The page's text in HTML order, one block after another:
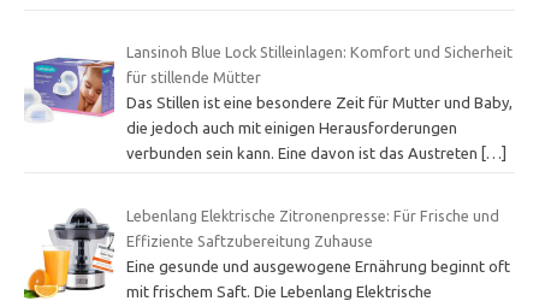
Lansinoh Blue Lock Stilleinlagen: Komfort und Sicherheit
für stillende Mütter
Das Stillen ist eine besondere Zeit für Mutter und Baby,
die jedoch auch mit einigen Herausforderungen
verbunden sein kann. Eine davon ist das Austreten
[…]
Lebenlang Elektrische Zitronenpresse: Für Frische und
Effiziente Saftzubereitung Zuhause
Eine gesunde und ausgewogene Ernährung beginnt oft
mit frischem Saft. Die Lebenlang Elektrische